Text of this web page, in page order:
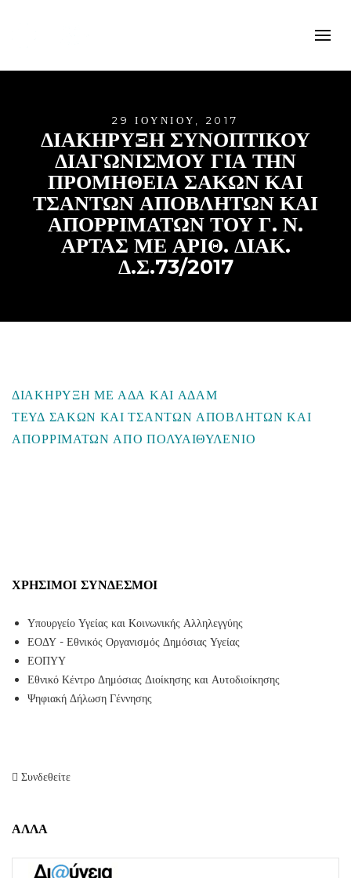
29 ΙΟΥΝΊΟΥ, 2017
ΔΙΑΚΗΡΥΞΗ ΣΥΝΟΠΤΙΚΟΥ
ΔΙΑΓΩΝΙΣΜΟΥ ΓΙΑ ΤΗΝ
ΠΡΟΜΗΘΕΙΑ ΣΑΚΩΝ ΚΑΙ
ΤΣΑΝΤΩΝ ΑΠΟΒΛΗΤΩΝ ΚΑΙ
ΑΠΟΡΡΙΜΑΤΩΝ ΤΟΥ Γ. Ν.
ΑΡΤΑΣ ΜΕ ΑΡΙΘ. ΔΙΑΚ.
Δ.Σ.73/2017
ΔΙΑΚΗΡΥΞΗ ΜΕ ΑΔΑ ΚΑΙ ΑΔΑΜ
ΤΕΥΔ ΣΑΚΩΝ ΚΑΙ ΤΣΑΝΤΩΝ ΑΠΟΒΛΗΤΩΝ ΚΑΙ
ΑΠΟΡΡΙΜΑΤΩΝ ΑΠΟ ΠΟΛΥΑΙΘΥΛΕΝΙΟ
ΧΡΉΣΙΜΟΙ ΣΎΝΔΕΣΜΟΙ
Υπουργείο Υγείας και Κοινωνικής Αλληλεγγύης
ΕΟΔΥ - Εθνικός Οργανισμός Δημόσιας Υγείας
ΕΟΠΥΥ
Εθνικό Κέντρο Δημόσιας Διοίκησης και Αυτοδιοίκησης
Ψηφιακή Δήλωση Γέννησης
Συνδεθείτε
ΑΛΛΑ